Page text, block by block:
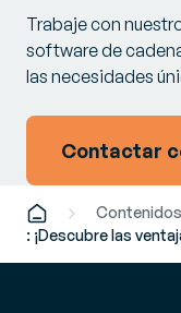
Trabaje con
software de
las necesidades
Contactar
Contenidos
: ¡Descubre las